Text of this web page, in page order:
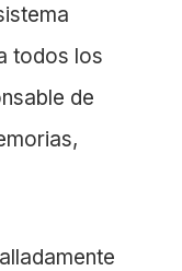
todos los
de